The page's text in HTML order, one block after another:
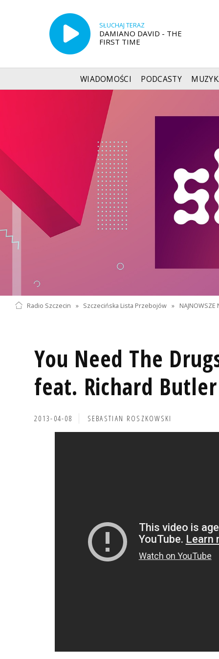
SŁUCHAJ TERAZ
DAMIANO DAVID - THE
FIRST TIME
WIADOMOŚCI PODCASTY
Radio Szczecin » Szczecińska Lista Przebojów » NAJNOWSZE
You Need The
feat. Richard Butler
2013-04-08 SEBASTIAN ROSZKOWSKI